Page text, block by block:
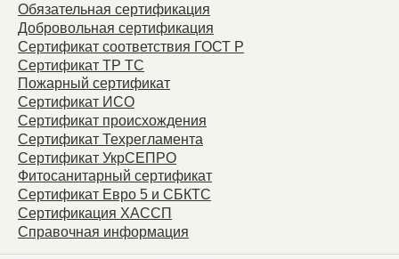
Обязательная сертификация
Добровольная сертификация
Сертификат соответствия ГОСТ Р
Сертификат ТР ТС
Пожарный сертификат
Сертификат ИСО
Сертификат происхождения
Сертификат Техрегламента
Сертификат УкрСЕПРО
Фитосанитарный сертификат
Сертификат Евро 5 и СБКТС
Сертификация ХАССП
Справочная информация
Warning: Unknown:
Please verify that the
session.save_path is
Unknownon line